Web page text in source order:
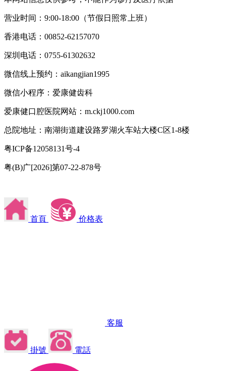
营业时间：9:00-18:00（节假日照常上班）
香港电话：00852-62157070
深圳电话：0755-61302632
微信线上预约：aikangjian1995
微信小程序：爱康健齿科
爱康健口腔医院网站：m.ckj1000.com
总院地址：南湖街道建设路罗湖火车站大楼C区1-8楼
粤ICP备12058131号-4
粤(B)广[2026]第07-22-878号
首頁 价格表
客服
掛號 電話